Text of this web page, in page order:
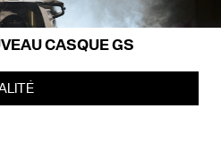
ADVENTURE
TOUR
URBAN MOBILITY
DEMANDE DE RDV ATELIER
FINANCEMENT
CASQUE GS